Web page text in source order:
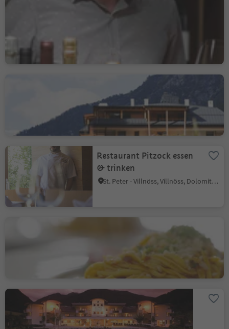
Vinzenz - zum feinen
Wein
Sterzing, Sterzing und Umgebung
Hotel Restaurant
Waldheim
Martell, Vinschgau
Restaurant Pitzock essen
& trinken
St. Peter - Villnöss, Villnöss, Dolomitenregion Lüsen Villnöss
Aurea Vallis Gourmet
Restaurant
St. Johann, Ahrntal, Ahrntal